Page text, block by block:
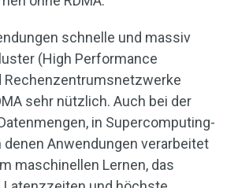
schnelle und massiv
(High Performance
Rechenzentrumsnetzwerke
sehr nützlich. Auch bei der
in Supercomputing-
denen Anwendungen verarbeitet
maschinellen Lernen, das